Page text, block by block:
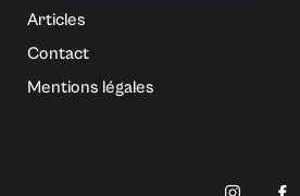
Articles
Contact
Mentions légales